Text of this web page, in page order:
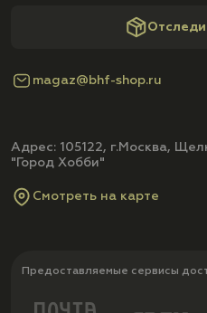
magaz@bhf-shop.ru
Адрес: 105122, г.Москва,
"Город Хобби"
Смотреть на карте
Предоставляемые сервисы